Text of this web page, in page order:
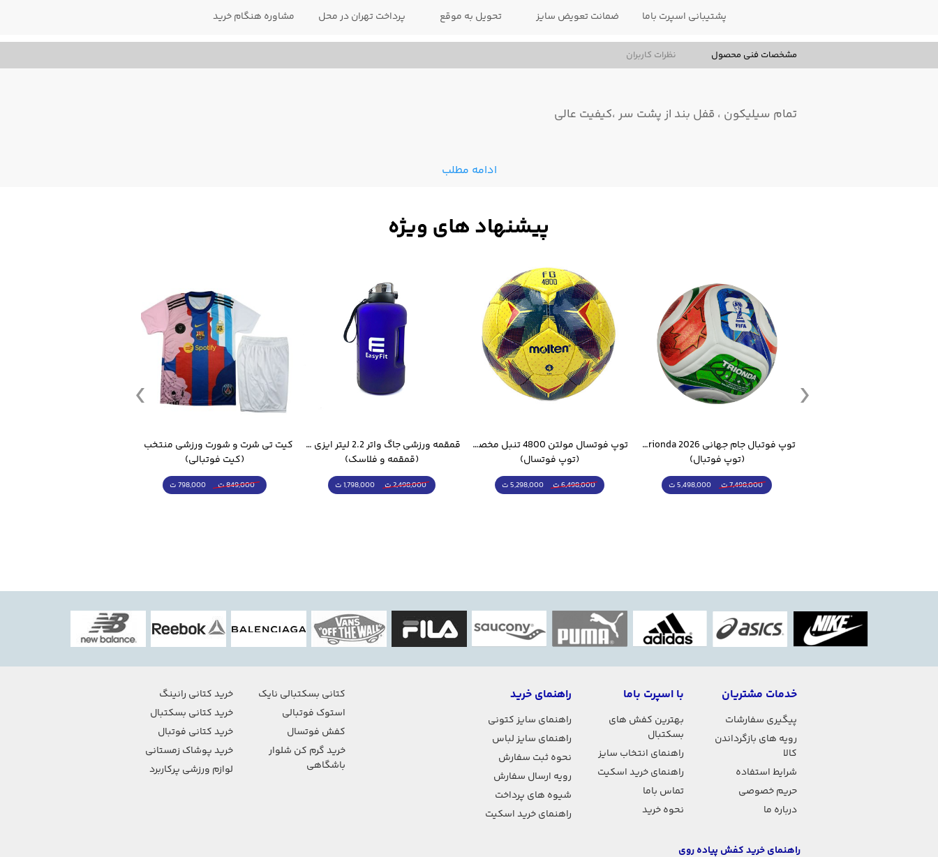
پشتیبانی اسپرت باما ضمانت تعویض سایز تحویل به موقع پرداخت تهران در محل مشاوره هنگام خرید
مشخصات فنی محصول نظرات کاربران
تمام سیلیکون ، قفل بند از پشت سر ،کیفیت عالی
ادامه مطلب
توپ فوتبال جام جهانی 2026 Trionda مشابه اورجینال
(توپ فوتبال)
7,498,000 ت 5,498,000 ت
توپ فوتسال مولتن 4800 تنبل مخصوص سالن
(توپ فوتسال)
6,498,000 ت 5,298,000 ت
قمقمه ورزشی جاگ واتر 2.2 لیتر ایزی فیت
(قمقمه و فلاسک)
2,498,000 ت 1,798,000 ت
(کیت فوتبالی)
849,000 ت 798,000 ت
خدمات مشتریان
پیگیری سفارشات
رویه های بازگرداندن
کالا
شرایط استفاده
حریم خصوصی
درباره ما
با اسپرت باما
بهترین کفش های
بسکتبال
راهنمای انتخاب سایز
راهنمای خرید اسکیت
تماس باما
نحوه خرید
راهنمای خرید
راهنمای سایز کتونی
راهنمای سایز لباس
نحوه ثبت سفارش
رویه ارسال سفارش
شیوه های پرداخت
راهنمای خرید اسکیت
کتانی بسکتبالی نایک
استوک فوتبالی
کفش فوتسال
خرید گرم کن شلوار
باشگاهی
خرید کتانی رانینگ
خرید کتانی بسکتبال
خرید کتانی فوتبال
خرید پوشاک زمستانی
لوازم ورزشی پرکاربرد
راهنمای خرید کفش پیاده روی